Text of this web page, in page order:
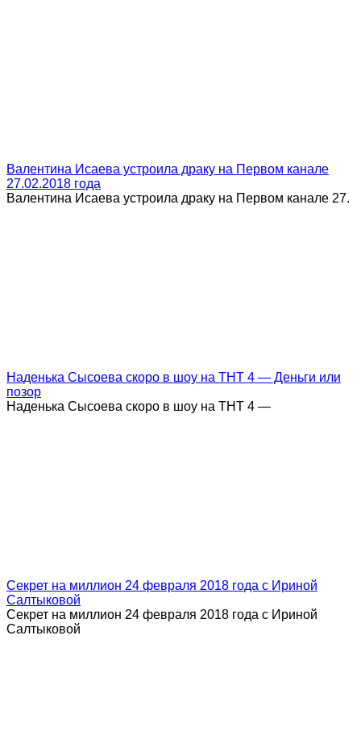
Валентина Исаева устроила драку на Первом канале
27.02.2018 года
Валентина Исаева устроила драку на Первом канале 27.
Наденька Сысоева скоро в шоу на ТНТ 4 — Деньги или
позор
Наденька Сысоева скоро в шоу на ТНТ 4 —
Секрет на миллион 24 февраля 2018 года с Ириной
Салтыковой
Секрет на миллион 24 февраля 2018 года с Ириной
Салтыковой